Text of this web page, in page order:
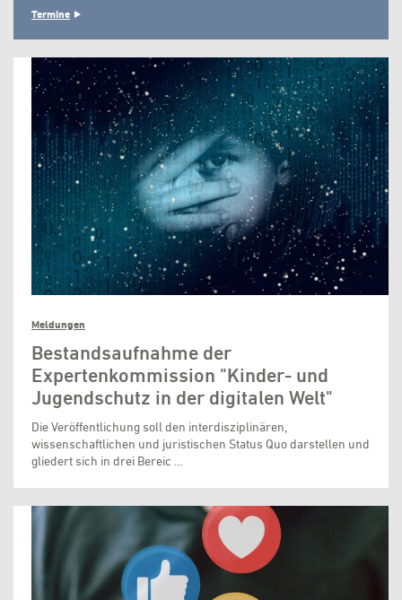
Termine
Meldungen
Bestandsaufnahme der
Expertenkommission "Kinder- und
Jugendschutz in der digitalen Welt"
Die Veröffentlichung soll den interdisziplinären,
wissenschaftlichen und juristischen Status Quo darstellen und
gliedert sich in drei Bereic …